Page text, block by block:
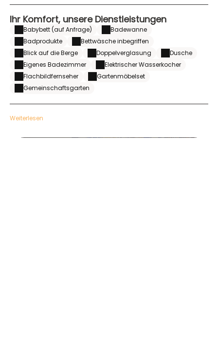
Ihr Komfort, unsere Dienstleistungen
Babybett (auf Anfrage)
Badewanne
Badprodukte
Bettwäsche inbegriffen
Blick auf die Berge
Doppelverglasung
Dusche
Eigenes Badezimmer
Elektrischer Wasserkocher
Flachbildfernseher
Gartenmöbelset
Gemeinschaftsgarten
Weiterlesen